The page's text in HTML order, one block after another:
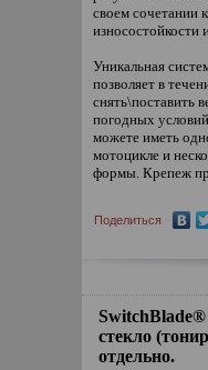
своем сочетании
износостойкости
Уникальная
позволяет в
снять\поставить
погодных
можете иметь
мотоцикле и
формы. Крепеж
Поделиться
стекло
отдельно.